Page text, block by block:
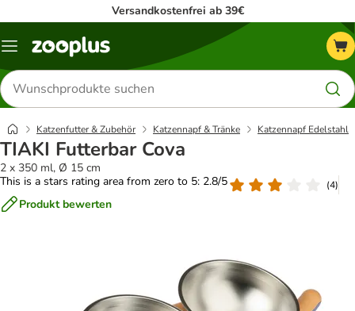
Versandkostenfrei ab 39€
Menü
Produkte
suchen
Katzenfutter & Zubehör Katzennapf & Tränke Katzennapf Edelstahl
TIAKI Futterbar Cova
2 x 350 ml, Ø 15 cm
This is a stars rating area from zero to 5: 2.8/5
(4)
Produkt bewerten